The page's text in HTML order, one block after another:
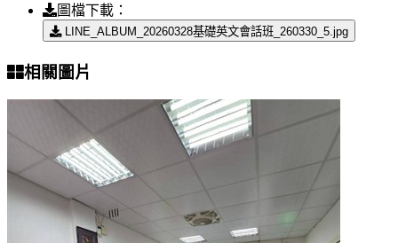
圖檔下載：
LINE_ALBUM_20260328基礎英文會話班_260330_5.jpg
相關圖片